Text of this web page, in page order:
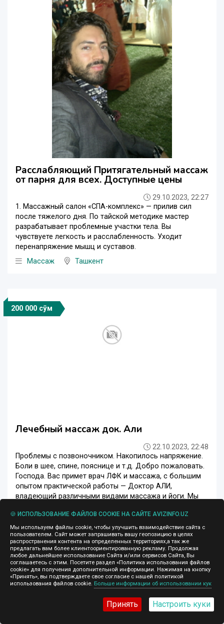
Расслабляющий Притягательный массаж
от парня для всех. Доступные цены
29.10.2023, 22:27
1. Массажный салон «СПА-комплекс» — прилив сил
после тяжелого дня. По тайской методике мастер
разрабатывает проблемные участки тела. Вы
чувствуете легкость и расслабленность. Уходит
перенапряжение мышц и суставов.
Массаж
Ташкент
200 000 сўм
Лечебный массаж док. Али
22.10.2023, 22:48
Проблемы с позвоночником. Накопилось напряжение.
Боли в шее, спине, пояснице и т.д. Добро пожаловать.
Господа. Вас примет врач ЛФК и массажа, с большим
опытом практической работы — Доктор АЛИ,
владеющий различными видами массажа и йоги. Мы
🍪 ИСПОЛЬЗОВАНИЕ ФАЙЛОВ COOKIE НА САЙТЕ AVIZINFO.UZ
Мы используем файлы cookie, чтобы улучшить взаимодействие сайта с
пользователем. Сайт может запрашивать вашу геопозицию в целях
распространения контента на определенных территориях,а так же
предлагать вам более клиентоориентированную рекламу. Продолжая
любое дальнейшее использование Сайта и/или сервисов Сайта, Вы
соглашаетесь с этим. Посетите раздел «Политика использования файлов
cookie» для получения дополнительной информации. Нажимая на кнопку
«Принять», вы подтверждаете свое согласие с нашей политикой
использования файлов cookie. Больше информации об использовании кук
Принять Настроить куки